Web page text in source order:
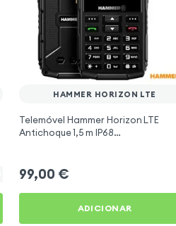
HAMMER HORIZON LTE
Telemóvel Hammer Horizon LTE
Antichoque 1,5 m IP68
99,00 €
ADICIONAR